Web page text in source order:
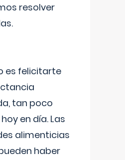
resolver
es felicitarte
tan poco
en día. Las
alimenticias
haber